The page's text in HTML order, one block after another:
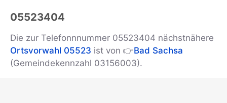
05523404
Die zur Telefonnnummer 05523404 nächstnähere
Ortsvorwahl 05523 ist von 👉Bad Sachsa
(Gemeindekennzahl 03156003).